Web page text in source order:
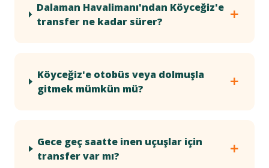
Dalaman Havalimanı'ndan Köyceğiz'e
transfer ne kadar sürer?
Köyceğiz'e otobüs veya dolmuşla
gitmek mümkün mü?
Gece geç saatte inen uçuşlar için
transfer var mı?